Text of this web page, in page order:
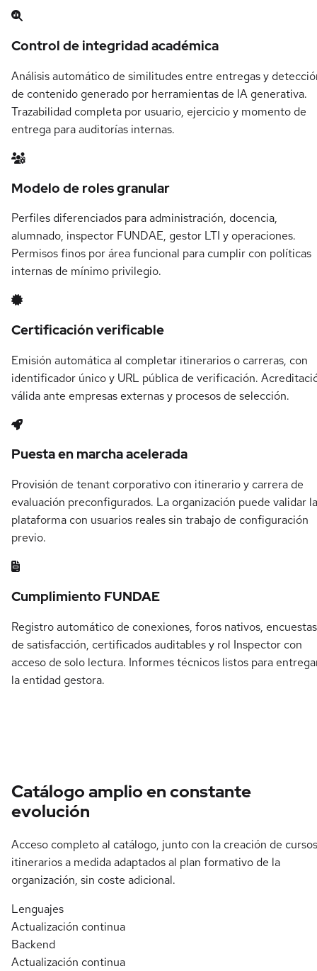
Control de integridad académica
Análisis automático de similitudes entre entregas y
de contenido generado por herramientas de IA generativa.
Trazabilidad completa por usuario, ejercicio y momento de
entrega para auditorías internas.
Modelo de roles granular
Perfiles diferenciados para administración, docencia,
alumnado, inspector FUNDAE, gestor LTI y operaciones.
Permisos finos por área funcional para cumplir con políticas
internas de mínimo privilegio.
Certificación verificable
Emisión automática al completar itinerarios o carreras, con
identificador único y URL pública de verificación.
válida ante empresas externas y procesos de selección.
Puesta en marcha acelerada
Provisión de tenant corporativo con itinerario y carrera de
evaluación preconfigurados. La organización puede validar la
plataforma con usuarios reales sin trabajo de configuración
previo.
Cumplimiento FUNDAE
Registro automático de conexiones, foros nativos, encuestas
de satisfacción, certificados auditables y rol Inspector con
acceso de solo lectura. Informes técnicos listos para
la entidad gestora.
Catálogo amplio en constante
evolución
Acceso completo al catálogo, junto con la creación de
itinerarios a medida adaptados al plan formativo de la
organización, sin coste adicional.
Lenguajes
Actualización continua
Backend
Actualización continua